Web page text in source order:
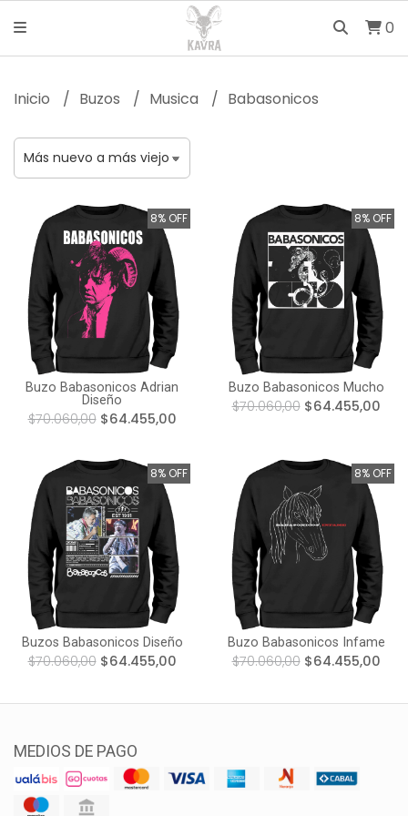
0
Inicio Buzos Musica Babasonicos
8% OFF
Buzo Babasonicos Adrian
Diseño
$70.060,00$64.455,00
8% OFF
Buzo Babasonicos Mucho
$70.060,00$64.455,00
8% OFF
Buzos Babasonicos Diseño
$70.060,00$64.455,00
8% OFF
Buzo Babasonicos Infame
$70.060,00$64.455,00
MEDIOS DE PAGO